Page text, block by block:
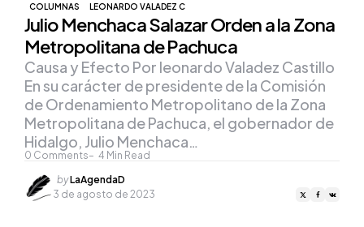
COLUMNAS LEONARDO VALADEZ C
Julio Menchaca Salazar Orden a la Zona
Metropolitana de Pachuca
0 Comments 4 Min Read
Causa y Efecto Por leonardo Valadez Castillo
En su carácter de presidente de la Comisión
de Ordenamiento Metropolitano de la Zona
Metropolitana de Pachuca, el gobernador de
Hidalgo, Julio Menchaca…
Posted
by
byLaAgendaD
3 de agosto de 2023